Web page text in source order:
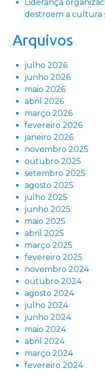
Liderança
destroem a cultura
Arquivos
julho 2026
junho 2026
maio 2026
abril 2026
março 2026
fevereiro 2026
janeiro 2026
novembro 2025
outubro 2025
setembro 2025
agosto 2025
julho 2025
junho 2025
maio 2025
abril 2025
março 2025
fevereiro 2025
novembro 2024
outubro 2024
agosto 2024
julho 2024
junho 2024
maio 2024
abril 2024
março 2024
fevereiro 2024